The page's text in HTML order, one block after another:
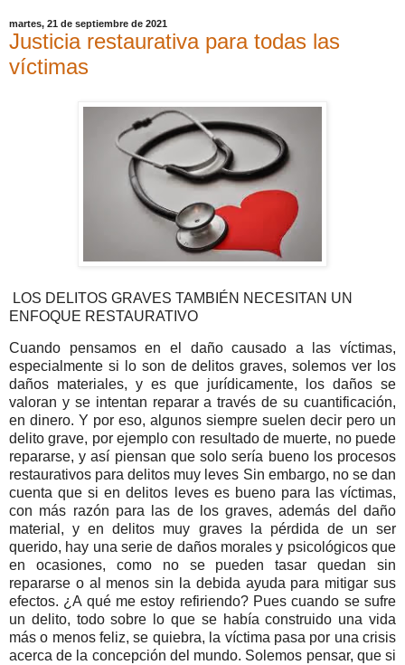
martes, 21 de septiembre de 2021
Justicia restaurativa para todas las
víctimas
LOS DELITOS GRAVES TAMBIÉN NECESITAN UN
ENFOQUE RESTAURATIVO
Cuando pensamos en el daño causado a las víctimas,
especialmente si lo son de delitos graves, solemos ver los
daños materiales, y es que jurídicamente, los daños se
valoran y se intentan reparar a través de su cuantificación,
en dinero. Y por eso, algunos siempre suelen decir pero un
delito grave, por ejemplo con resultado de muerte, no puede
repararse, y así piensan que solo sería bueno los procesos
restaurativos para delitos muy leves Sin embargo, no se dan
cuenta que si en delitos leves es bueno para las víctimas,
con más razón para las de los graves, además del daño
material, y en delitos muy graves la pérdida de un ser
querido, hay una serie de daños morales y psicológicos que
en ocasiones, como no se pueden tasar quedan sin
repararse o al menos sin la debida ayuda para mitigar sus
efectos. ¿A qué me estoy refiriendo? Pues cuando se sufre
un delito, todo sobre lo que se había construido una vida
más o menos feliz, se quiebra, la víctima pasa por una crisis
acerca de la concepción del mundo. Solemos pensar, que si